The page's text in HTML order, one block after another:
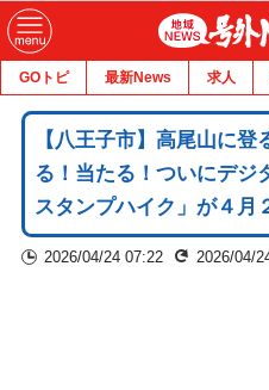
GOトピ 最新News 求人
【八王子市】高尾山に
る！当たる！ついにデジ
スタンプハイク」が４月
2026/04/24 07:22 2026/04/